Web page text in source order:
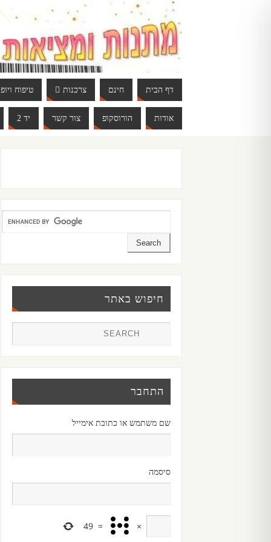
דף הבית חינם צרכנות טיפוח
אודות הורוסקופ צור קשר יד 2
חיפוש באתר
התחבר
שם משתמש או כתובת אימייל
סיסמה
×
=
49